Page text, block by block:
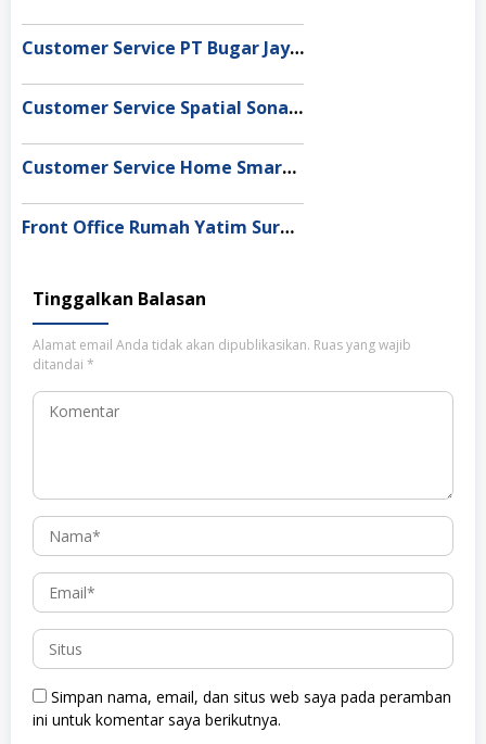
Customer Service PT Bugar Jaya Sentosa Bandung
Customer Service Spatial Sonata Tangerang Selatan
Customer Service Home Smart Medan
Front Office Rumah Yatim Surabaya
Tinggalkan Balasan
Alamat email Anda tidak akan dipublikasikan. Ruas yang wajib
ditandai *
Simpan nama, email, dan situs web saya pada peramban
ini untuk komentar saya berikutnya.